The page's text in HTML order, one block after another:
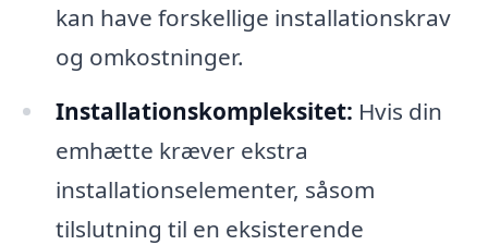
kan have forskellige installationskrav
og omkostninger.
Installationskompleksitet: Hvis din
emhætte kræver ekstra
installationselementer, såsom
tilslutning til en eksisterende